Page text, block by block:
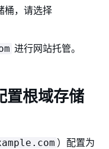
桶，请选择
进行网站托管。
置根域存储
）配置为